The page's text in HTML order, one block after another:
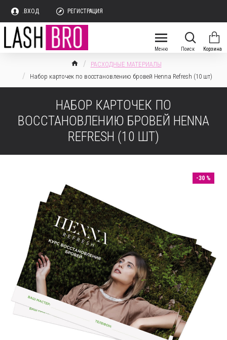
.ВХОД РЕГИСТРАЦИЯ
РАСХОДНЫЕ МАТЕРИАЛЫ
Набор карточек по восстановлению бровей Henna Refresh (10 шт)
НАБОР КАРТОЧЕК ПО
ВОССТАНОВЛЕНИЮ БРОВЕЙ HENNA
REFRESH (10 ШТ)
-30 %